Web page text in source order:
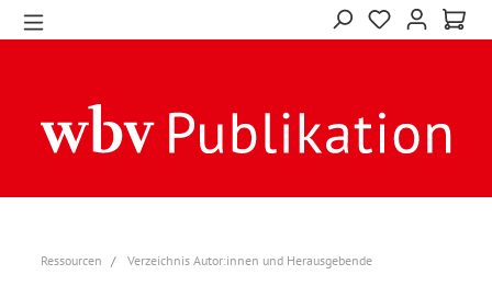
Ressourcen Verzeichnis Autor:innen und Herausgebende